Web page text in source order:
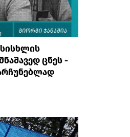
ცნეს -